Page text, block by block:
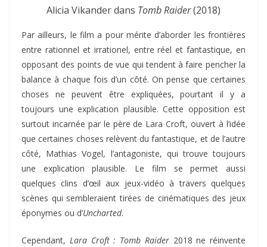
Alicia Vikander dans Tomb Raider(2018)
Par ailleurs, le film a pour mérite d’aborder les frontières
entre rationnel et irrationel, entre réel et fantastique, en
opposant des points de vue qui tendent à faire pencher la
balance à chaque fois d’un côté. On pense que certaines
choses ne peuvent être expliquées, pourtant il y a
toujours une explication plausible. Cette opposition est
surtout incarnée par le père de Lara Croft, ouvert à l’idée
que certaines choses relèvent du fantastique, et de l’autre
côté, Mathias Vogel, l’antagoniste, qui trouve toujours
une explication plausible. Le film se permet aussi
quelques clins d’œil aux jeux-vidéo à travers quelques
scènes qui sembleraient tirées de cinématiques des jeux
éponymes ou d’Uncharted.
Cependant, Lara Croft : Tomb Raider2018 ne réinvente